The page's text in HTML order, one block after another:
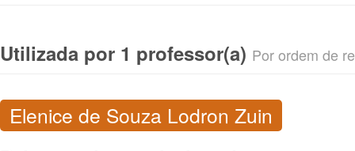
Utilizada por 1 professor(a) Por ordem de
Elenice de Souza Lodron Zuin